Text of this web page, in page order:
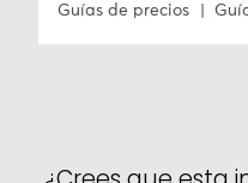
Guías de precios